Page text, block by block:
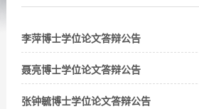
李萍博士学位论文答辩公告
聂亮博士学位论文答辩公告
张钟毓博士学位论文答辩公告